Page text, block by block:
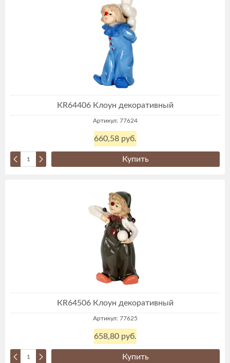
КR64406 Клоун декоративный
Артикул: 77624
660,58 руб.
Купить
КR64506 Клоун декоративный
Артикул: 77625
658,80 руб.
Купить